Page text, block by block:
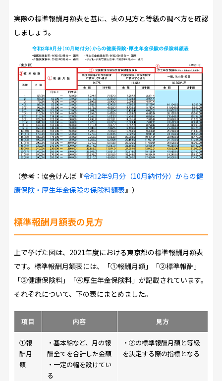
実際の標準報酬月額表を基に、表の見方と等級の調べ方を確認
しましょう。
（参考：協会けんぽ『令和2年9月分（10月納付分）からの健
康保険・厚生年金保険の保険料額表』）
標準報酬月額表の見方
上で挙げた図は、2021年度における東京都の標準報酬月額表
です。標準報酬月額表には、「①報酬月額」「②標準報酬」
「③健康保険料」「④厚生年金保険料」が記載されています。
それぞれについて、下の表にまとめました。
項目 内容 見方
①報
酬月
額
・基本給など、月の報
酬全てを合計した金額
・一定の幅を設けてい
る
・②の標準報酬月額と等級
を決定する際の指標となる